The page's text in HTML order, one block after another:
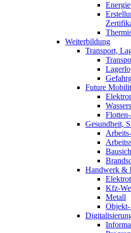
Weiterbildung
Transport,
Future
Gesundheit,
Handwerk &
Kfz-
Metall
Objekt-